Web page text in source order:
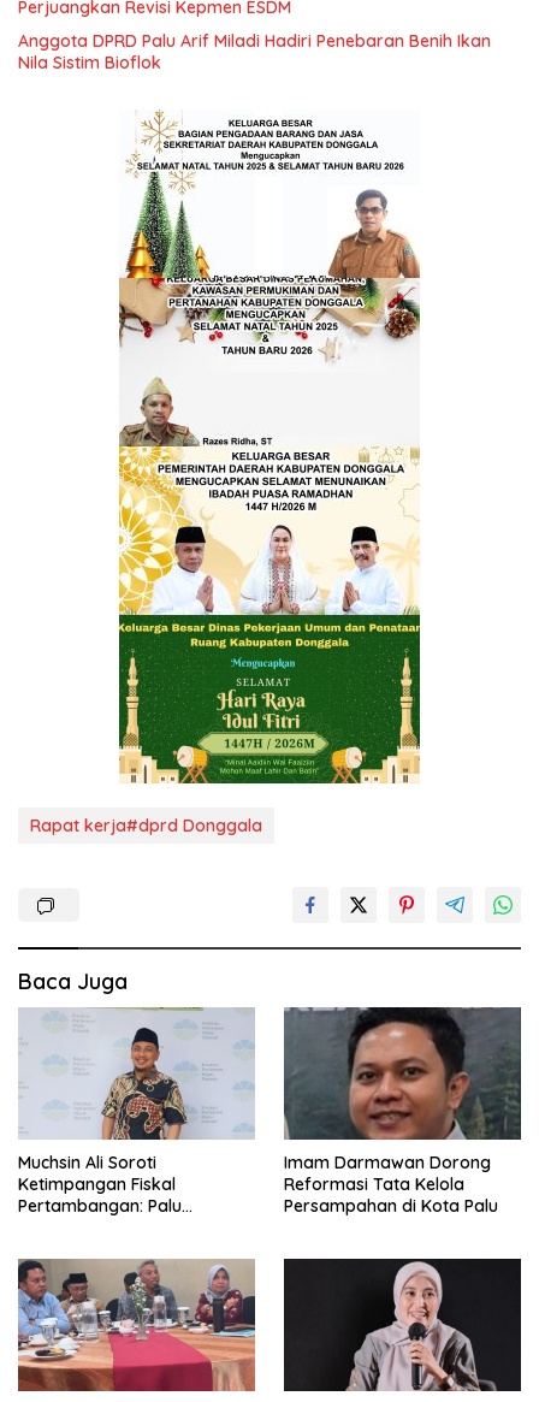
Perjuangkan Revisi Kepmen ESDM
Anggota DPRD Palu Arif Miladi Hadiri Penebaran Benih Ikan
Nila Sistim Bioflok
Rapat kerja#dprd Donggala
Baca Juga
Muchsin Ali Soroti
Ketimpangan Fiskal
Pertambangan: Palu
Imam Darmawan Dorong
Reformasi Tata Kelola
Persampahan di Kota Palu